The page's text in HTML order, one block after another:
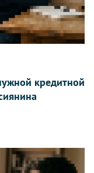
кредитной